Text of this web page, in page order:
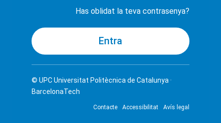
Has oblidat la teva contrasenya?
© UPCUniversitat Politècnica de Catalunya ·
BarcelonaTech
Contacte Accessibilitat Avís legal